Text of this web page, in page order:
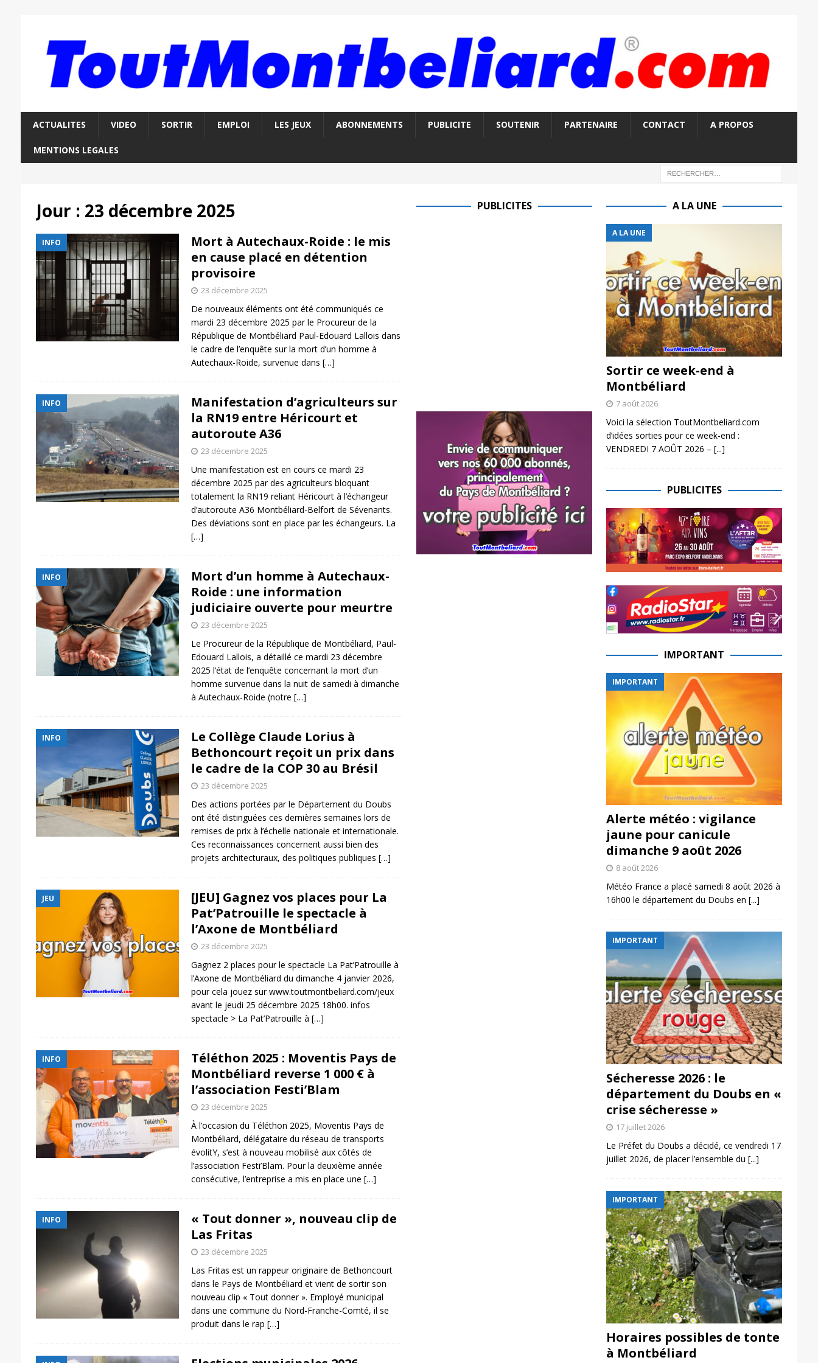
ACTUALITES VIDEO SORTIR EMPLOI LES JEUX ABONNEMENTS PUBLICITE SOUTENIR PARTENAIRE CONTACT A PROPOS
MENTIONS LEGALES
Jour : 23 décembre 2025
INFO
Mort à Autechaux-Roide : le mis
en cause placé en détention
provisoire
23 décembre 2025
De nouveaux éléments ont été communiqués ce
mardi 23 décembre 2025 par le Procureur de la
République de Montbéliard Paul-Edouard Lallois dans
le cadre de l’enquête sur la mort d’un homme à
Autechaux-Roide, survenue dans […]
INFO
Manifestation d’agriculteurs sur
la RN19 entre Héricourt et
autoroute A36
23 décembre 2025
Une manifestation est en cours ce mardi 23
décembre 2025 par des agriculteurs bloquant
totalement la RN19 reliant Héricourt à l’échangeur
d’autoroute A36 Montbéliard-Belfort de Sévenants.
Des déviations sont en place par les échangeurs. La
[…]
INFO
Mort d’un homme à Autechaux-
Roide : une information
judiciaire ouverte pour meurtre
23 décembre 2025
Le Procureur de la République de Montbéliard, Paul-
Edouard Lallois, a détaillé ce mardi 23 décembre
2025 l’état de l’enquête concernant la mort d’un
homme survenue dans la nuit de samedi à dimanche
à Autechaux-Roide (notre […]
INFO
Le Collège Claude Lorius à
Bethoncourt reçoit un prix dans
le cadre de la COP 30 au Brésil
23 décembre 2025
Des actions portées par le Département du Doubs
ont été distinguées ces dernières semaines lors de
remises de prix à l’échelle nationale et internationale.
Ces reconnaissances concernent aussi bien des
projets architecturaux, des politiques publiques […]
JEU
[JEU] Gagnez vos places pour La
Pat’Patrouille le spectacle à
l’Axone de Montbéliard
23 décembre 2025
Gagnez 2 places pour le spectacle La Pat’Patrouille à
l’Axone de Montbéliard du dimanche 4 janvier 2026,
pour cela jouez sur www.toutmontbeliard.com/jeux
avant le jeudi 25 décembre 2025 18h00. infos
spectacle > La Pat’Patrouille à […]
INFO
Téléthon 2025 : Moventis Pays de
Montbéliard reverse 1 000 € à
l’association Festi’Blam
23 décembre 2025
À l’occasion du Téléthon 2025, Moventis Pays de
Montbéliard, délégataire du réseau de transports
évolitY, s’est à nouveau mobilisé aux côtés de
l’association Festi’Blam. Pour la deuxième année
consécutive, l’entreprise a mis en place une […]
INFO
« Tout donner », nouveau clip de
Las Fritas
23 décembre 2025
Las Fritas est un rappeur originaire de Bethoncourt
dans le Pays de Montbéliard et vient de sortir son
nouveau clip « Tout donner ». Employé municipal
dans une commune du Nord-Franche-Comté, il se
produit dans le rap […]
PUBLICITES A LA UNE
A LA UNE
Sortir ce week-end à
Montbéliard
7 août 2026
Voici la sélection ToutMontbeliard.com
d’idées sorties pour ce week-end :
VENDREDI 7 AOÛT 2026 – [...]
PUBLICITES
IMPORTANT
IMPORTANT
Alerte météo : vigilance
jaune pour canicule
dimanche 9 août 2026
8 août 2026
Météo France a placé samedi 8 août 2026 à
16h00 le département du Doubs en [...]
IMPORTANT
Sécheresse 2026 : le
département du Doubs en «
crise sécheresse »
17 juillet 2026
Le Préfet du Doubs a décidé, ce vendredi 17
juillet 2026, de placer l’ensemble du [...]
IMPORTANT
Horaires possibles de tonte
à Montbéliard